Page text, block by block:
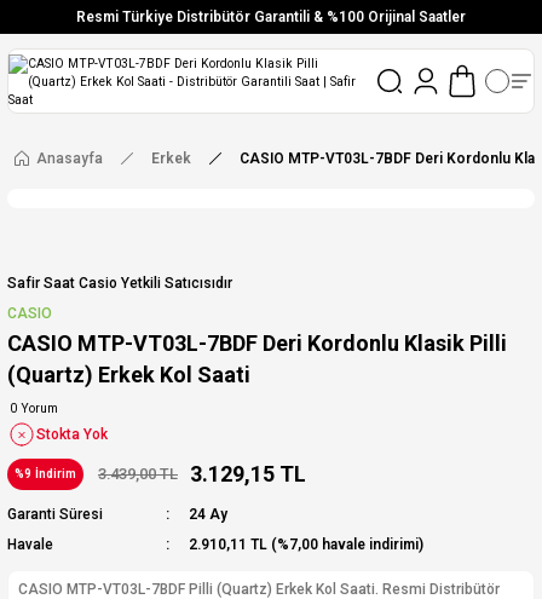
Resmi Türkiye Distribütör Garantili & %100 Orijinal Saatler
Vade Farksız 6 Taksit
Aynı Gün Stoktan Gönderim
Ücretsiz Kargo
Anasayfa Erkek CASIO MTP-VT03L-7BDF Deri Kordonlu
Safir Saat Casio Yetkili Satıcısıdır
CASIO
CASIO MTP-VT03L-7BDF Deri Kordonlu Klasik Pilli
(Quartz) Erkek Kol Saati
0 Yorum
Stokta Yok
%9 İndirim 3.439,00 TL 3.129,15 TL
Garanti Süresi
24 Ay
Havale
2.910,11 TL (%7,00 havale indirimi)
CASIO MTP-VT03L-7BDF Pilli (Quartz) Erkek Kol Saati. Resmi Distribütör